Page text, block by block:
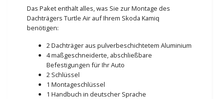
Das Paket enthält alles, was Sie zur Montage des
Dachträgers Turtle Air auf Ihrem Skoda Kamiq
benötigen:
2 Dachträger aus pulverbeschichtetem Aluminium
4 maßgeschneiderte, abschließbare
Befestigungen für Ihr Auto
2 Schlüssel
1 Montageschlüssel
1 Handbuch in deutscher Sprache